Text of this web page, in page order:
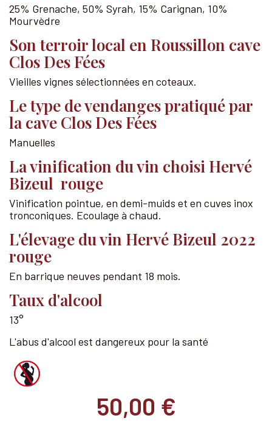
25% Grenache, 50% Syrah, 15% Carignan, 10%
Mourvèdre
Son terroir local en Roussillon cave
Clos Des Fées
Vieilles vignes sélectionnées en coteaux.
Le type de vendanges pratiqué par
la cave Clos Des Fées
Manuelles
La vinification du vin choisi Hervé
Bizeul rouge
Vinification pointue, en demi-muids et en cuves inox
tronconiques. Ecoulage à chaud.
L'élevage du vin Hervé Bizeul 2022
rouge
En barrique neuves pendant 18 mois.
Taux d'alcool
13°
L'abus d'alcool est dangereux pour la santé
50,00 €